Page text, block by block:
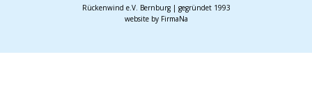
Rückenwind e.V. Bernburg | gegründet 1993
website by FirmaNa